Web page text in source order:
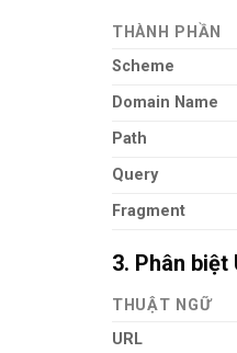
THÀNH PHẦN
Scheme
Domain Name
Path
Query
Fragment
3. Phân biệt
THUẬT NGỮ
URL